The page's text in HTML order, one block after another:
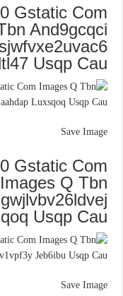
Gstatic Com
And9gcqci
Usqp Cau
Save Image
Gstatic Com
Images Q Tbn
Usqp Cau
Save Image